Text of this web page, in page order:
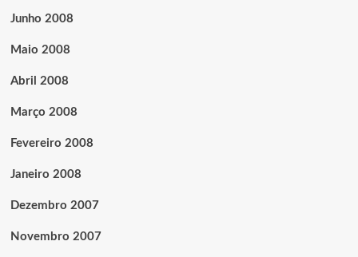
Junho 2008
Maio 2008
Abril 2008
Março 2008
Fevereiro 2008
Janeiro 2008
Dezembro 2007
Novembro 2007